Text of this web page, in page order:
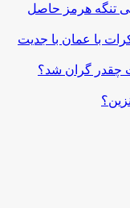
تنگه هرمز حاصل
با عمان با جدیت